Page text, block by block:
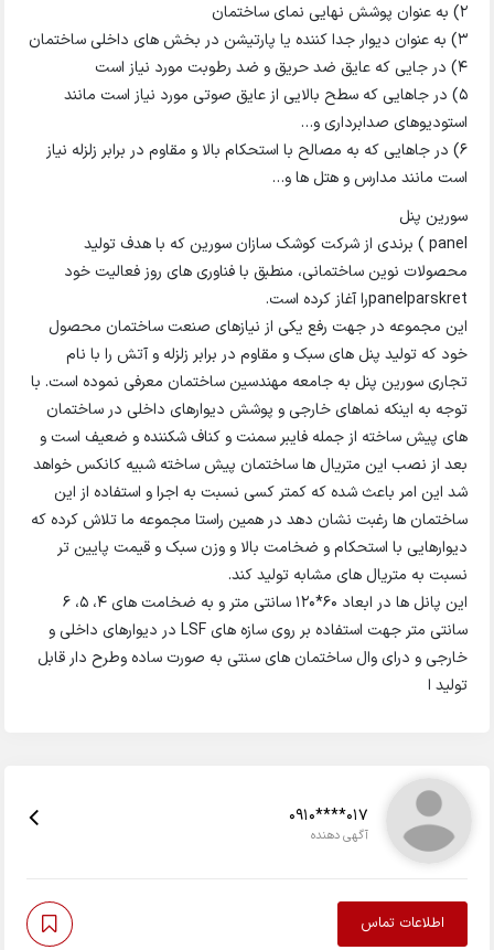
2) به عنوان پوشش نهایی نمای ساختمان
3) به عنوان دیوار جدا کننده یا پارتیشن در بخش های داخلی ساختمان
4) در جایی که عایق ضد حریق و ضد رطوبت مورد نیاز است
5) در جاهایی که سطح بالایی از عایق صوتی مورد نیاز است مانند
استودیوهای صدابرداری و…
6) در جاهایی که به مصالح با استحکام بالا و مقاوم در برابر زلزله نیاز
است مانند مدارس و هتل ها و…
سورین پنل
panel ) برندی از شرکت کوشک سازان سورین که با هدف تولید
محصولات نوین ساختمانی، منطبق با فناوری های روز فعالیت خود
panelparskretرا آغاز کرده است.
این مجموعه در جهت رفع یکی از نیازهای صنعت ساختمان محصول
خود که تولید پنل های سبک و مقاوم در برابر زلزله و آتش را با نام
تجاری سورین پنل به جامعه مهندسین ساختمان معرفی نموده است. با
توجه به اینکه نماهای خارجی و پوشش دیوارهای داخلی در ساختمان
های پیش ساخته از جمله فایبر سمنت و کناف شکننده و ضعیف است و
بعد از نصب این متریال ها ساختمان پیش ساخته شبیه کانکس خواهد
شد این امر باعث شده که کمتر کسی نسبت به اجرا و استفاده از این
ساختمان ها رغبت نشان دهد در همین راستا مجموعه ما تلاش کرده که
دیوارهایی با استحکام و ضخامت بالا و وزن سبک و قیمت پایین تر
نسبت به متریال های مشابه تولید کند.
این پانل ها در ابعاد 60*120 سانتی متر و به ضخامت های 4، 5، 6
سانتی متر جهت استفاده بر روی سازه های LSF در دیوارهای داخلی و
خارجی و درای وال ساختمان های سنتی به صورت ساده وطرح دار قابل
تولید ا
0910****017
آگهی دهنده
اطلاعات تماس